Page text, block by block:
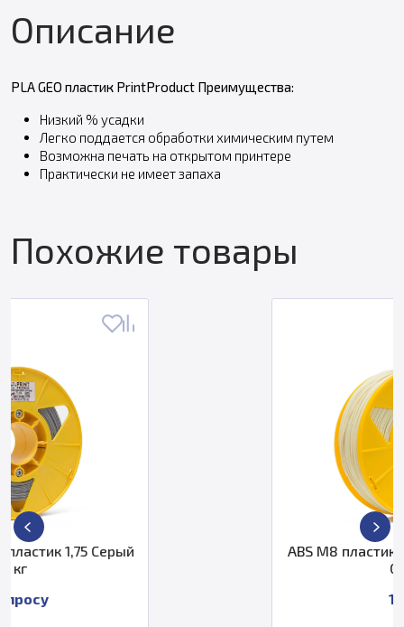
Описание
PLA GEO пластик PrintProduct Преимущества:
Низкий % усадки
Легко поддается обработки химическим путем
Возможна печать на открытом принтере
Практически не имеет запаха
Похожие товары
ABS M8 пластик 2,85 Слоновая